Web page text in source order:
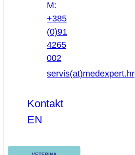
M:
+385
(0)91
4265
002
servis(at)medexpert.hr
Kontakt
EN